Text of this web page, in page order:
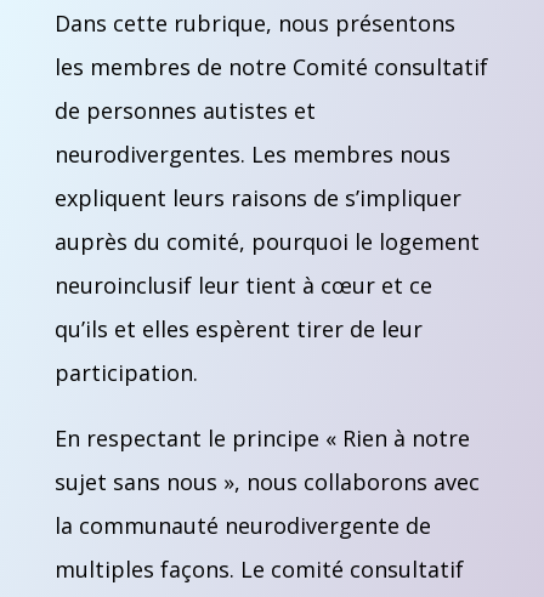
Dans cette rubrique, nous présentons
les membres de notre Comité consultatif
de personnes autistes et
neurodivergentes. Les membres nous
expliquent leurs raisons de s’impliquer
auprès du comité, pourquoi le logement
neuroinclusif leur tient à cœur et ce
qu’ils et elles espèrent tirer de leur
participation.
En respectant le principe « Rien à notre
sujet sans nous », nous collaborons avec
la communauté neurodivergente de
multiples façons. Le comité consultatif